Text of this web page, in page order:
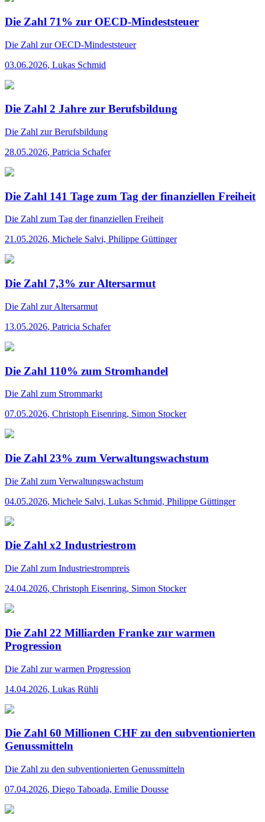
Die Zahl 71% zur OECD-Mindeststeuer
Die Zahl zur OECD-Mindeststeuer
03.06.2026, Lukas Schmid
Die Zahl 2 Jahre zur Berufsbildung
Die Zahl zur Berufsbildung
28.05.2026, Patricia Schafer
Die Zahl 141 Tage zum Tag der finanziellen Freiheit
Die Zahl zum Tag der finanziellen Freiheit
21.05.2026, Michele Salvi, Philippe Güttinger
Die Zahl 7,3% zur Altersarmut
Die Zahl zur Altersarmut
13.05.2026, Patricia Schafer
Die Zahl 110% zum Stromhandel
Die Zahl zum Strommarkt
07.05.2026, Christoph Eisenring, Simon Stocker
Die Zahl 23% zum Verwaltungswachstum
Die Zahl zum Verwaltungswachstum
04.05.2026, Michele Salvi, Lukas Schmid, Philippe Güttinger
Die Zahl x2 Industriestrom
Die Zahl zum Industriestrompreis
24.04.2026, Christoph Eisenring, Simon Stocker
Die Zahl 22 Milliarden Franke zur warmen
Progression
Die Zahl zur warmen Progression
14.04.2026, Lukas Rühli
Die Zahl 60 Millionen CHF zu den subventionierten
Genussmitteln
Die Zahl zu den subventionierten Genussmitteln
07.04.2026, Diego Taboada, Emilie Dousse